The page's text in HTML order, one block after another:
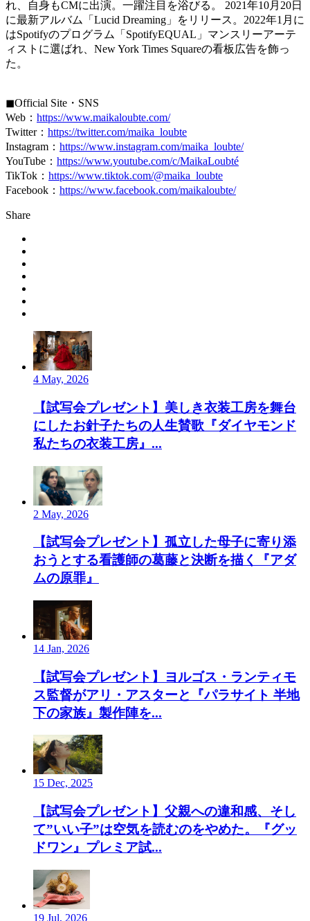
れ、自身もCMに出演。一躍注目を浴びる。 2021年10月20日
に最新アルバム「Lucid Dreaming」をリリース。2022年1月に
はSpotifyのプログラム「SpotifyEQUAL」マンスリーアーテ
ィストに選ばれ、New York Times Squareの看板広告を飾っ
た。
◼︎Official Site・SNS
Web： https://www.maikaloubte.com/
Twitter： https://twitter.com/maika_loubte
Instagram： https://www.instagram.com/maika_loubte/
YouTube： https://www.youtube.com/c/MaikaLoubté
TikTok： https://www.tiktok.com/@maika_loubte
Facebook： https://www.facebook.com/maikaloubte/
Share
4 May, 2026
【試写会プレゼント】美しき衣装工房を舞台
にしたお針子たちの人生賛歌『ダイヤモンド
私たちの衣装工房』...
2 May, 2026
【試写会プレゼント】孤立した母子に寄り添
おうとする看護師の葛藤と決断を描く『アダ
ムの原罪』
14 Jan, 2026
【試写会プレゼント】ヨルゴス・ランティモ
ス監督がアリ・アスターと『パラサイト 半地
下の家族』製作陣を...
15 Dec, 2025
【試写会プレゼント】父親への違和感、そし
て”いい子”は空気を読むのをやめた。『グッ
ドワン』プレミア試...
19 Jul, 2026